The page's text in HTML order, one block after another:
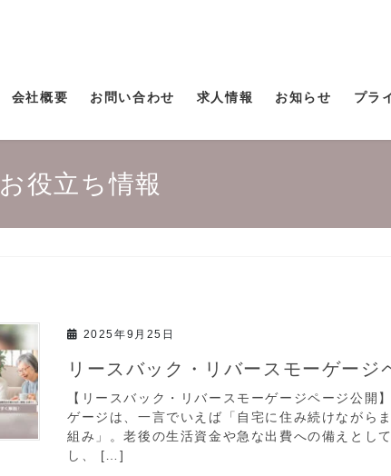
会社概要 お問い合わせ 求人情報 お知らせ プラ
お役立ち情報
2025年9月25日
リースバック・リバースモーゲージ
【リースバック・リバースモーゲージページ公開
ゲージは、一言でいえば「自宅に住み続けながら
組み」。老後の生活資金や急な出費への備えとし
し、 […]